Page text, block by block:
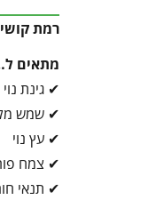
רמת
מתאים
✔ גינת נוי
✔ שמש
✔ עץ נוי
✔ צמח
✔ תנאי